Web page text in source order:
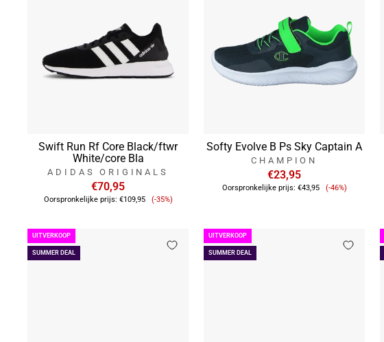
Swift Run Rf Core Black/ftwr
White/core Bla
ADIDAS ORIGINALS
€70,95
Oorspronkelijke prijs: €109,95 Verkoopprijs
(-35%)
Softy Evolve B Ps Sky Captain A
CHAMPION
€23,95
Oorspronkelijke prijs: €43,95 Verkoopprijs
(-46%)
SUMMER DEAL
UITVERKOOP
SUMMER DEAL
UITVERKOOP